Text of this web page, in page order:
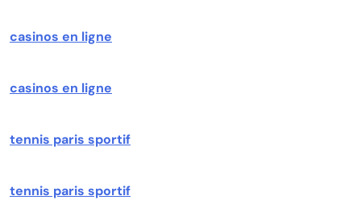
casinos en ligne
casinos en ligne
tennis paris sportif
tennis paris sportif